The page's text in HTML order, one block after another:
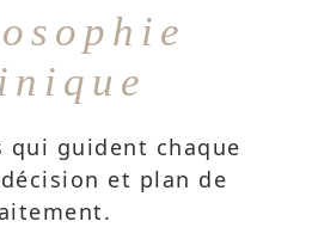
qui guident chaque
et plan de